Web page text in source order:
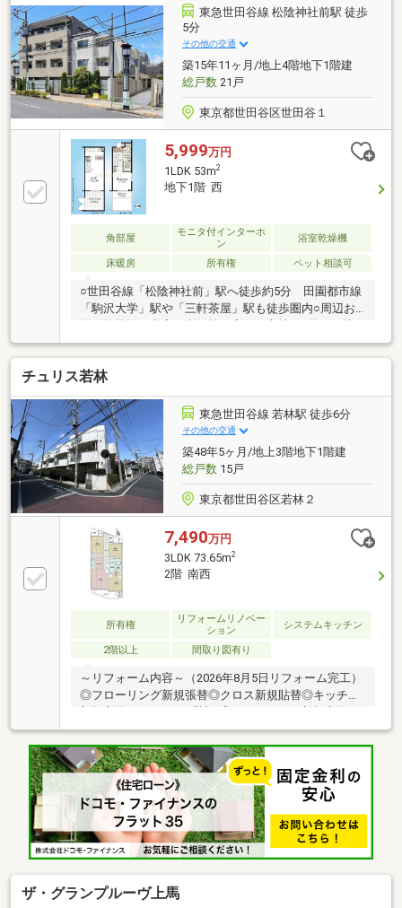
茶屋駅徒歩4分という利便性の高い立地にありなが
ら、専用使用権付きの駐車場（2台分・無料）が完備
されているのも魅力です！◆充実の周辺環境: 駅周辺
の賑わいとトレンドを身近に感じながらも、東急スト
アやコンビニが揃うロケーションです。
東急世田谷線 松陰神社前駅 徒歩
5分
その他の交通
築15年11ヶ月/地上4階地下1階建
総戸数21戸
東京都世田谷区世田谷１
5,999万円
1LDK 53m2
地下1階 西
角部屋
モニタ付インターホ
ン
浴室乾燥機
床暖房 所有権 ペット相談可
○世田谷線「松陰神社前」駅へ徒歩約5分 田園都市線
「駒沢大学」駅や「三軒茶屋」駅も徒歩圏内○周辺お
LDK＋約7.5帖の居室でゆとりある居住空間 メゾネッ
トタイプの間取りです○暮らしを快適にする充実の設
備仕様・TES温水式床暖房・浄水器内蔵型シングルレ
バー水栓・ミストサウナ機能付き浴室暖房乾燥機・二
重床、二重天井構造 等○多用途にお使いいただける
広々ドライエリア付き○室内コンディション良好です○
ペット飼育可（細則有り）○オートロック・宅配ボッ
クス完備○ご内覧予約などお気軽にお問い合わせくだ
さい！
チュリス若林
東急世田谷線 若林駅 徒歩6分
その他の交通
築48年5ヶ月/地上3階地下1階建
総戸数15戸
東京都世田谷区若林２
7,490万円
3LDK 73.65m2
2階 南西
所有権
リフォームリノベー
ション
システムキッチン
2階以上 間取り図有り
～リフォーム内容～（2026年8月5日リフォーム完工）
◎フローリング新規張替◎クロス新規貼替◎キッチン
（TOTO製）◎洗面化粧台新規交換（Panasonic製）◎
トイレ新規交換（TOTO製）◎給湯器新規交換（Rinnai
製）◎建具新規交換◎ハウスクリーニング等～周辺環
境～◎サミットストア代沢十字路店・・・約650ｍ
（徒歩9分）◎セブンイレブン世田谷若林4丁目
店・・・約400ｍ（徒歩6分）◎トップ若林店・・・約
400m（徒歩5分）◎キャロットタワー・・・約900ｍ
（徒歩12分）
ザ・グランプルーヴ上馬